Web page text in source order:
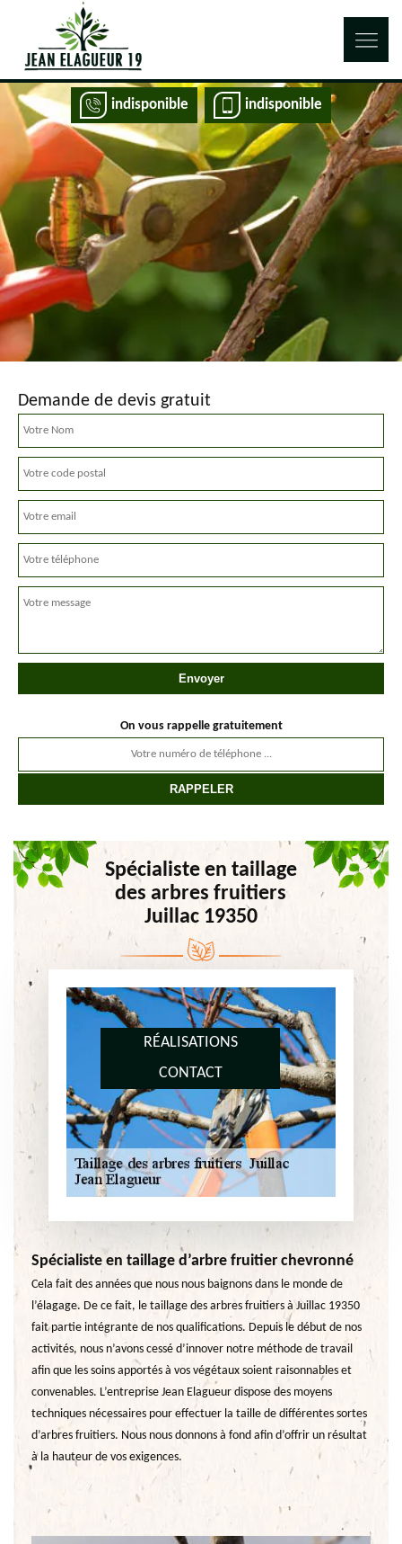
indisponible indisponible
RÉALISATIONS
CONTACT
Demande de devis gratuit
On vous rappelle gratuitement
Spécialiste en taillage
des arbres fruitiers
Juillac 19350
Spécialiste en taillage d’arbre fruitier chevronné
Cela fait des années que nous nous baignons dans le monde de
l’élagage. De ce fait, le taillage des arbres fruitiers à Juillac 19350
fait partie intégrante de nos qualifications. Depuis le début de nos
activités, nous n’avons cessé d’innover notre méthode de travail
afin que les soins apportés à vos végétaux soient raisonnables et
convenables. L’entreprise Jean Elagueur dispose des moyens
techniques nécessaires pour effectuer la taille de différentes sortes
d’arbres fruitiers. Nous nous donnons à fond afin d’offrir un résultat
à la hauteur de vos exigences.